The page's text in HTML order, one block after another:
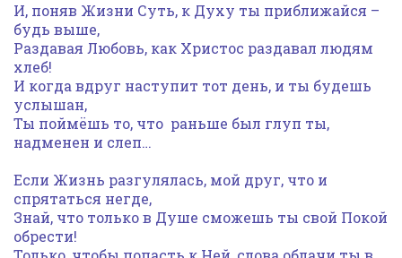
И, поняв Жизни Суть, к Духу ты приближайся –
будь выше,
Раздавая Любовь, как Христос раздавал людям
хлеб!
И когда вдруг наступит тот день, и ты будешь
услышан,
Ты поймёшь то, что раньше был глуп ты,
надменен и слеп…
Если Жизнь разгулялась, мой друг, что и
спрятаться негде,
Знай, что только в Душе сможешь ты свой Покой
обрести!